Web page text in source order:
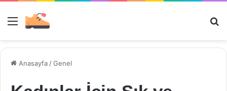
Menü
Anasayfa /Genel